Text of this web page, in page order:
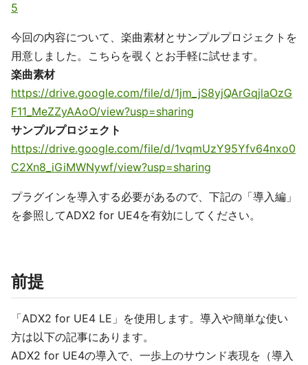
5
今回の内容について、楽曲素材とサンプルプロジェクトを
用意しました。こちらを覗くとお手軽に試せます。
楽曲素材
https://drive.google.com/file/d/1jm_jS8yjQArGqjlaOzG
F11_MeZZyAAoO/view?usp=sharing
サンプルプロジェクト
https://drive.google.com/file/d/1vqmUzY95Yfv64nxo0
C2Xn8_iGiMWNywf/view?usp=sharing
プラグインを導入する必要があるので、下記の「導入編」
を参照してADX2 for UE4を有効にしてください。
前提
「ADX2 for UE4 LE」を使用します。導入や簡単な使い
方は以下の記事にあります。
ADX2 for UE4の導入で、一歩上のサウンド表現を（導入